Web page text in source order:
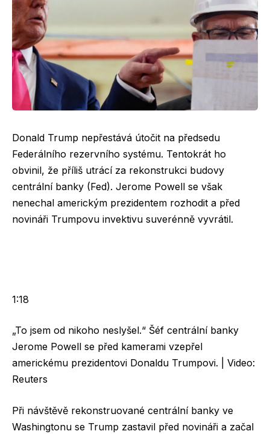
Donald Trump nepřestává útočit na předsedu
Federálního rezervního systému. Tentokrát ho
obvinil, že příliš utrácí za rekonstrukci budovy
centrální banky (Fed). Jerome Powell se však
nenechal americkým prezidentem rozhodit a před
novináři Trumpovu invektivu suverénně vyvrátil.
1:18
„To jsem od nikoho neslyšel.“ Šéf centrální banky
Jerome Powell se před kamerami vzepřel
americkému prezidentovi Donaldu Trumpovi. | Video:
Reuters
Při návštěvě rekonstruované centrální banky ve
Washingtonu se Trump zastavil před novináři a začal